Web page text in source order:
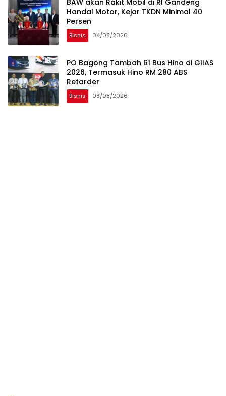
BAW akan Rakit Mobil di RI Gandeng
Handal Motor, Kejar TKDN Minimal 40
Persen
Bisnis 04/08/2026
PO Bagong Tambah 61 Bus Hino di GIIAS
2026, Termasuk Hino RM 280 ABS
Retarder
Bisnis 03/08/2026